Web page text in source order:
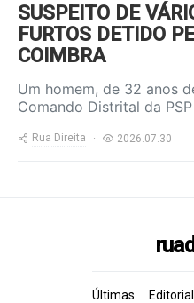
SUSPEITO DE
FURTOS DETIDO
COIMBRA
Um homem, de 32 anos
Comando Distrital da
Rua Direita 2026.07.30
Últimas Editorial